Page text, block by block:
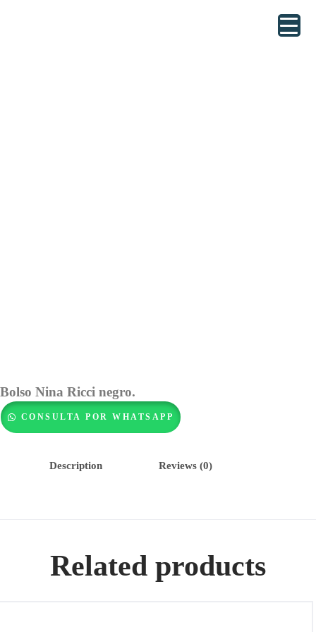
Bolso Nina Ricci negro.
CONSULTA POR WHATSAPP
Description Reviews (0)
Related products